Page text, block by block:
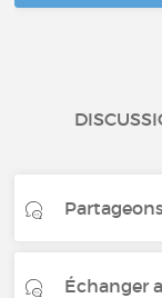
Échanger